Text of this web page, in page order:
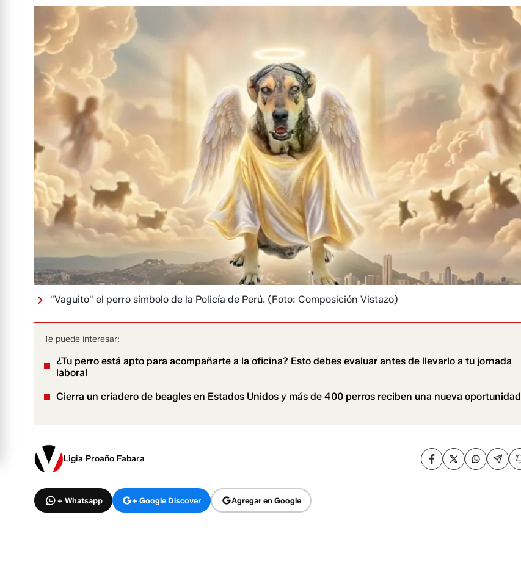
"Vaguito" el perro símbolo de la Policía de Perú. (Foto: Composición Vistazo)
Te puede interesar:
¿Tu perro está apto para acompañarte a la oficina? Esto debes evaluar antes de llevarlo a tu jornada
laboral
Cierra un criadero de beagles en Estados Unidos y más de 400 perros reciben una nueva oportunidad
Ligia Proaño Fabara
+ Whatsapp + Google Discover Agregar en Google